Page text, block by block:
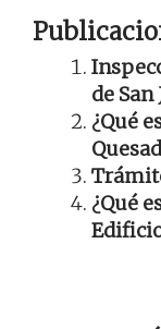
de San
¿Qué
¿Qué